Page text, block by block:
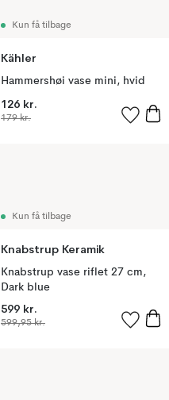
Kun få tilbage
Kähler
Hammershøi vase mini, hvid
126 kr.
179 kr.
Kun få tilbage
Knabstrup Keramik
Knabstrup vase riflet 27 cm,
Dark blue
599 kr.
599,95 kr.